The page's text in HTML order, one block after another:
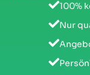
100%
Nur